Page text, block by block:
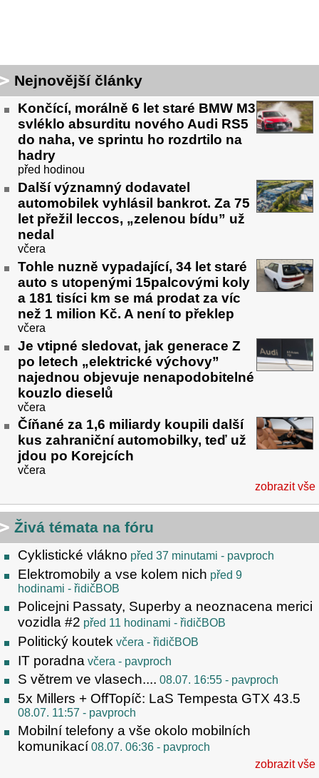
Nejnovější články
Končící, morálně 6 let staré BMW M3
svléklo absurditu nového Audi RS5
do naha, ve sprintu ho rozdrtilo na
hadry
před hodinou
Další významný dodavatel
automobilek vyhlásil bankrot. Za 75
let přežil leccos, „zelenou bídu” už
nedal
včera
Tohle nuzně vypadající, 34 let staré
auto s utopenými 15palcovými koly
a 181 tisíci km se má prodat za víc
než 1 milion Kč. A není to překlep
včera
Je vtipné sledovat, jak generace Z
po letech „elektrické výchovy”
najednou objevuje nenapodobitelné
kouzlo dieselů
včera
Číňané za 1,6 miliardy koupili další
kus zahraniční automobilky, teď už
jdou po Korejcích
včera
zobrazit vše
Živá témata na fóru
Cyklistické vlákno před 37 minutami - pavproch
Elektromobily a vse kolem nich před 9
hodinami - řidičBOB
Policejni Passaty, Superby a neoznacena merici
vozidla #2 před 11 hodinami - řidičBOB
Politický koutek včera - řidičBOB
IT poradna včera - pavproch
S větrem ve vlasech.... 08.07. 16:55 - pavproch
5x Millers + OffTopíč: LaS Tempesta GTX 43.5
08.07. 11:57 - pavproch
Mobilní telefony a vše okolo mobilních
komunikací 08.07. 06:36 - pavproch
zobrazit vše